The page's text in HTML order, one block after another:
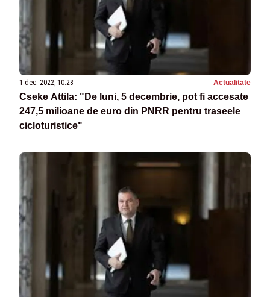
1 dec. 2022, 10:28 Actualitate
Cseke Attila: "De luni, 5 decembrie, pot fi accesate
247,5 milioane de euro din PNRR pentru traseele
cicloturistice"